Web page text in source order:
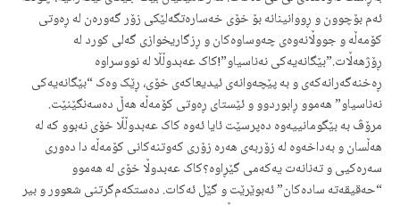
ئەم بۆچوون و ڕووانینانە بۆ خۆی خەسارەتگەلێکی زۆر گەورەن لە ڕەوتی
کۆمەڵە و جووڵانەوەی چەوساوەکان و ڕزگاریخوازی گەلی کورد لە
ڕۆژهەڵات.”بێگانەیەکی نەناسیاو”!کاک عەبدوڵڵا لە نووسراوە
ڕەخنەگەرانەکەی و بە پێچەوانەی ئیدیعاکەی خۆی، ڕێک وەک “بێگانەیەکی
نەناسیاو” هەموو ڕابوردوو و ئێستای ڕەوتی کۆمەڵە هەڵ دەسەنگێنێت.
مرۆڤ بە بێگومانییەوە دەپرسێت ئایا ئەوە کاک عەبدوڵڵا خۆی نەبوو کە لە
هەڵسان و بەداخەوە لە زۆربەی هەرە زۆری کەوتنەکانی کۆمەڵە دا دەوری
سەرەکیی و تەنانەت یەکەمی گێڕاوە؟کاک عەبدوڵا خۆی لە هەموو
“حەقیقەتە سادەکان” ئەبوێرێت و گێل ئەکات. دەستکەم‌گرتنی شعوور و بیر